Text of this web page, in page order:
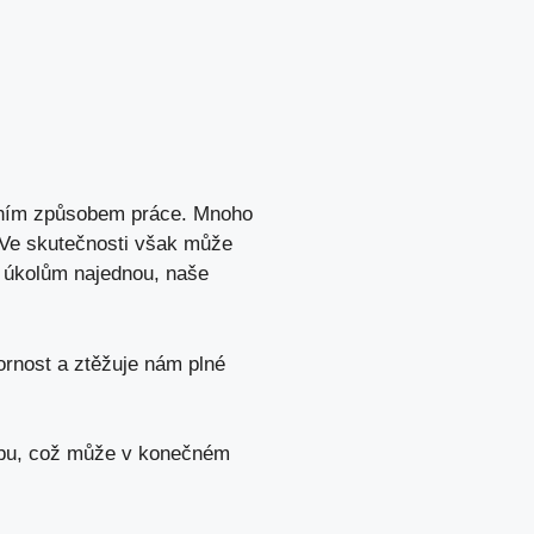
způsobem práce. Mnoho
skutečnosti však může
najednou, naše
⁢a ztěžuje ​nám plné
což může v konečném